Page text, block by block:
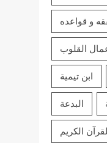
و قواعده
القلوب
ابن تيمية
البدعة
الكريم